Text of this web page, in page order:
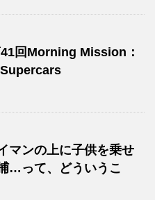
回Morning Mission：
マンの上に子供を乗せ
…って、どういうこ